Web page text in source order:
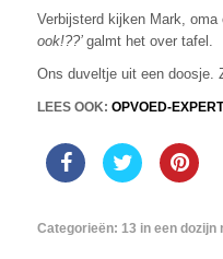
Verbijsterd kijken Mark, oma
ook!??’ galmt het over tafel.
Ons duveltje uit een doosje.
LEES OOK: OPVOED-
Categorieën: 13 in een dozijn